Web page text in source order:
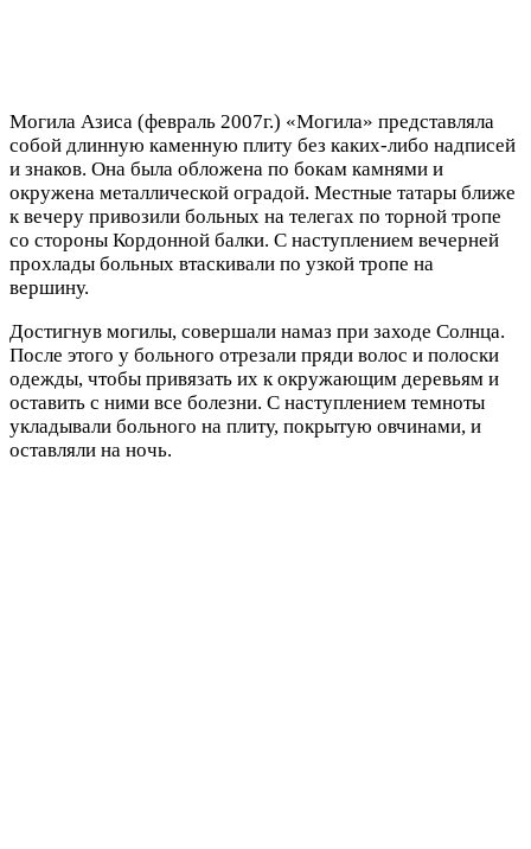
Могила Азиса (февраль 2007г.) «Могила» представляла
собой длинную каменную плиту без каких-либо надписей
и знаков. Она была обложена по бокам камнями и
окружена металлической оградой. Местные татары ближе
к вечеру привозили больных на телегах по торной тропе
со стороны Кордонной балки. С наступлением вечерней
прохлады больных втаскивали по узкой тропе на
вершину.
Достигнув могилы, совершали намаз при заходе Солнца.
После этого у больного отрезали пряди волос и полоски
одежды, чтобы привязать их к окружающим деревьям и
оставить с ними все болезни. С наступлением темноты
укладывали больного на плиту, покрытую овчинами, и
оставляли на ночь.